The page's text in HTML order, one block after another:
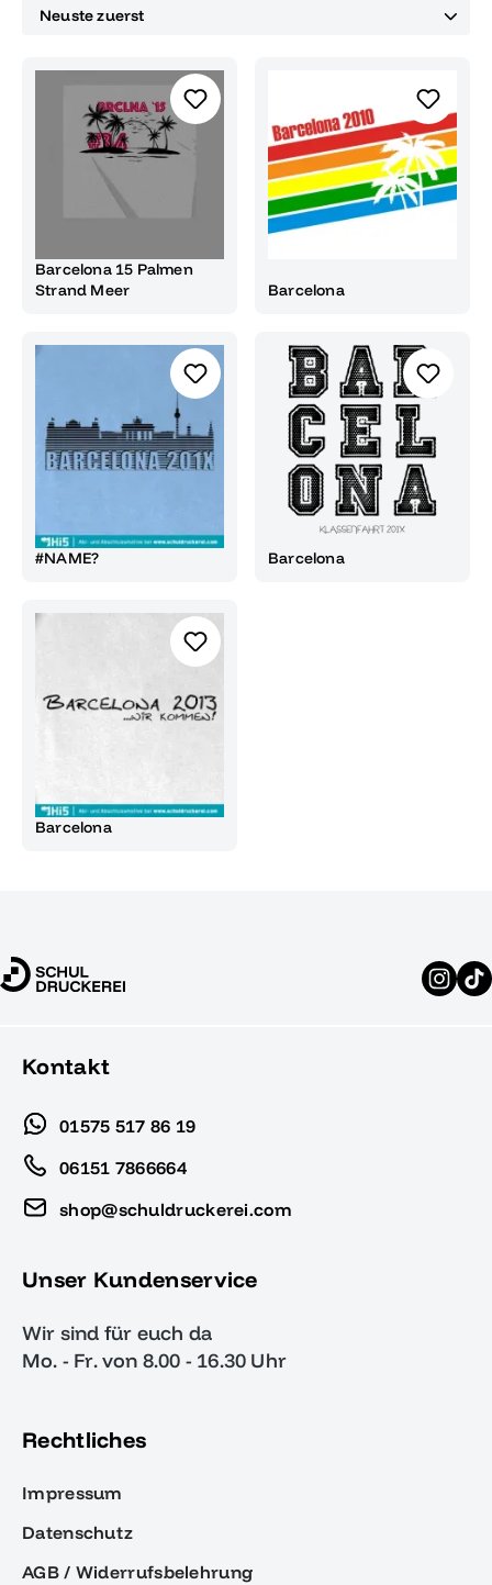
Barcelona 15 Palmen
Strand Meer
Barcelona
#NAME? Barcelona
Barcelona
Kontakt
01575 517 86 19
06151 7866664
shop@schuldruckerei.com
Unser Kundenservice
Wir sind für euch da
Mo. - Fr. von 8.00 - 16.30 Uhr
Rechtliches
Impressum
Datenschutz
AGB / Widerrufsbelehrung